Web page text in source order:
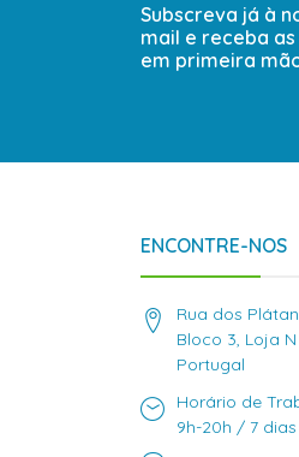
Subscreva já à
mail e receba
em primeira
ENCONTRE-NOS
Rua dos
Bloco 3, Loja N
Portugal
Horário de
9h-20h / 7